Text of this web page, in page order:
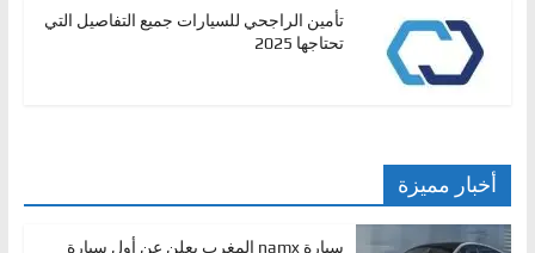
تأمين الراجحي للسيارات جميع التفاصيل التي
تحتاجها 2025
أخبار مميزة
سيارة namx المغرب يعلن عن أول سيارة